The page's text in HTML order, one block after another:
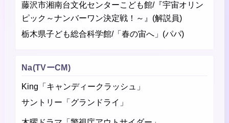
藤沢市湘南台文化センターこども館/『宇宙オリン
ピック～ナンバーワン決定戦！～』(解説員)
栃木県子ども総合科学館/「春の宙へ」(パパ)
Na(TVーCM)
King「キャンディークラッシュ」
サントリー「グランドライ」